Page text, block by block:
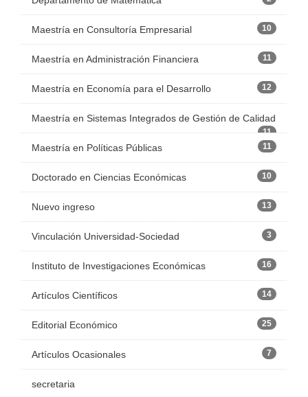
Maestría en Consultoría Empresarial 10
Maestría en Administración Financiera 11
Maestría en Economía para el Desarrollo 12
Maestría en Sistemas Integrados de Gestión de Calidad
11
Maestría en Políticas Públicas 11
Doctorado en Ciencias Económicas 10
Nuevo ingreso 13
Vinculación Universidad-Sociedad 3
Instituto de Investigaciones Económicas 16
Artículos Científicos 14
Editorial Económico 25
Artículos Ocasionales 7
secretaria